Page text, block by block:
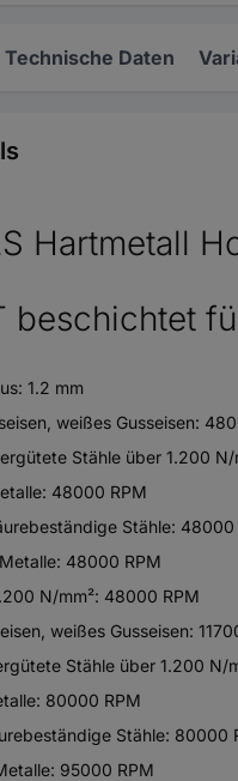
Technische Daten
Hartmetall
beschichtet
1.2 mm
weißes Gusseisen:
Stähle über 1.200 N/
48000 RPM
Stähle: 48000
48000 RPM
N/mm²: 48000 RPM
weißes Gusseisen:
Stähle über 1.200 N/
80000 RPM
Stähle: 80000
95000 RPM